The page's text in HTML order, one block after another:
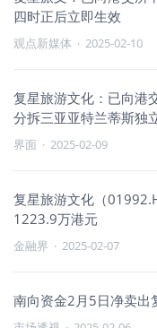
四时正后立即生效
观点新媒体 · 2025-02-10
复星旅游文化：已向港
分拆三亚亚特兰蒂斯独
界面 · 2025-02-09
复星旅游文化（
1223.9万港元
金融界 · 2025-02-07
南向资金2月5日净卖